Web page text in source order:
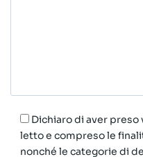
Dichiaro di aver preso
letto e compreso le
nonché le categorie di